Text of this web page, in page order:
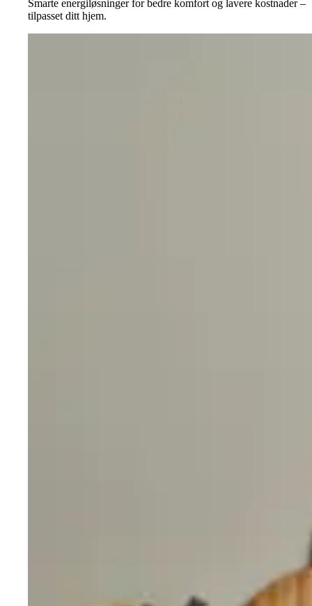
Smarte energiløsninger for bedre komfort og lavere kostnader –
tilpasset ditt hjem.